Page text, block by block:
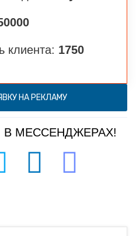
клиента: 1750
НА РЕКЛАМУ
МЕССЕНДЖЕРАХ!